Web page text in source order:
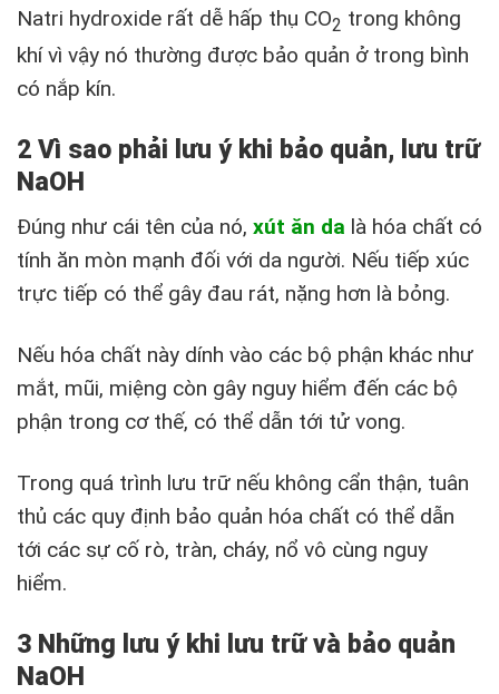
Natri hydroxide rất dễ hấp thụ CO2 trong không
khí vì vậy nó thường được bảo quản ở trong bình
có nắp kín.
2 Vì sao phải lưu ý khi bảo quản, lưu trữ
NaOH
Đúng như cái tên của nó, xút ăn da là hóa chất có
tính ăn mòn mạnh đối với da người. Nếu tiếp xúc
trực tiếp có thể gây đau rát, nặng hơn là bỏng.
Nếu hóa chất này dính vào các bộ phận khác như
mắt, mũi, miệng còn gây nguy hiểm đến các bộ
phận trong cơ thế, có thể dẫn tới tử vong.
Trong quá trình lưu trữ nếu không cẩn thận, tuân
thủ các quy định bảo quản hóa chất có thể dẫn
tới các sự cố rò, tràn, cháy, nổ vô cùng nguy
hiểm.
3 Những lưu ý khi lưu trữ và bảo quản
NaOH